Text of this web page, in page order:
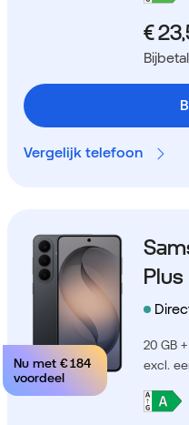
Vergelijk telefoon
Nu met € 184
voordeel
Plus
20 GB
excl.